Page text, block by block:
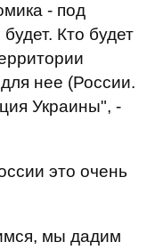
- под
Кто будет
нее (России.
Украины", -
это очень
мы дадим